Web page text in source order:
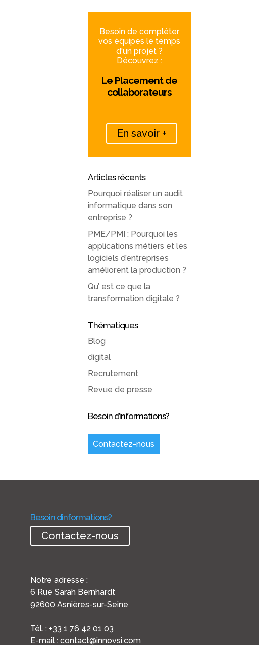
Besoin de compléter
vos équipes le temps
d'un projet ?
Découvrez :
Le Placement de
collaborateurs
En savoir +
Articles récents
Pourquoi réaliser un audit
informatique dans son
entreprise ?
PME/PMI : Pourquoi les
applications métiers et les
logiciels d’entreprises
améliorent la production ?
Qu’ est ce que la
transformation digitale ?
Thématiques
Blog
digital
Recrutement
Revue de presse
Besoin d’informations?
Contactez-nous
Besoin d’informations?
Contactez-nous
Notre adresse :
6 Rue Sarah Bernhardt
92600 Asnières-sur-Seine
Tél. : +33 1 76 42 01 03
E-mail : contact@innovsi.com